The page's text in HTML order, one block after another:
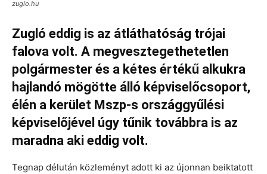
zuglo.hu
Zugló eddig is az átláthatóság trójai
falova volt. A megvesztegethetetlen
polgármester és a kétes értékű alkukra
hajlandó mögötte álló képviselőcsoport,
élén a kerület Mszp-s országgyűlési
képviselőjével úgy tűnik továbbra is az
maradna aki eddig volt.
Tegnap délután közleményt adott ki az újonnan beiktatott